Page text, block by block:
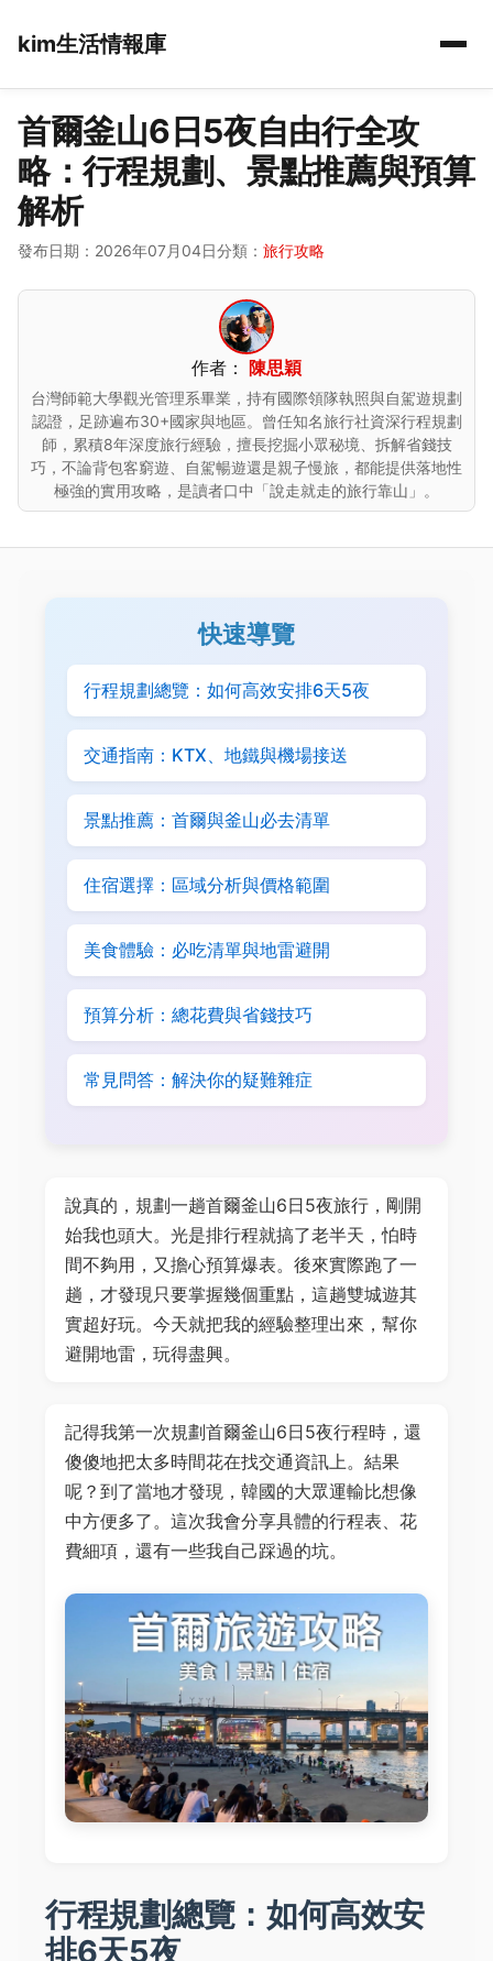
kim生活情報庫
首爾釜山6日5夜自由行全攻
略：行程規劃、景點推薦與預算
解析
發布日期：2026年07月04日分類： 旅行攻略
作者： 陳思穎
台灣師範大學觀光管理系畢業，持有國際領隊執照與自駕遊規劃
認證，足跡遍布30+國家與地區。曾任知名旅行社資深行程規劃
師，累積8年深度旅行經驗，擅長挖掘小眾秘境、拆解省錢技
巧，不論背包客窮遊、自駕暢遊還是親子慢旅，都能提供落地性
極強的實用攻略，是讀者口中「說走就走的旅行靠山」。
快速導覽
行程規劃總覽：如何高效安排6天5夜
交通指南：KTX、地鐵與機場接送
景點推薦：首爾與釜山必去清單
住宿選擇：區域分析與價格範圍
美食體驗：必吃清單與地雷避開
預算分析：總花費與省錢技巧
常見問答：解決你的疑難雜症
說真的，規劃一趟首爾釜山6日5夜旅行，剛開
始我也頭大。光是排行程就搞了老半天，怕時
間不夠用，又擔心預算爆表。後來實際跑了一
趟，才發現只要掌握幾個重點，這趟雙城遊其
實超好玩。今天就把我的經驗整理出來，幫你
避開地雷，玩得盡興。
記得我第一次規劃首爾釜山6日5夜行程時，還
傻傻地把太多時間花在找交通資訊上。結果
呢？到了當地才發現，韓國的大眾運輸比想像
中方便多了。這次我會分享具體的行程表、花
費細項，還有一些我自己踩過的坑。
行程規劃總覽：如何高效安
排6天5夜